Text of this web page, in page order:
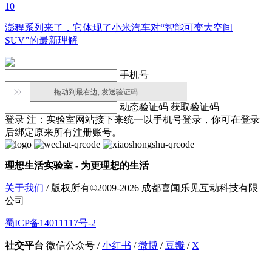
10
澎程系列来了，它体现了小米汽车对“智能可变大空间
SUV”的最新理解
手机号
 拖动到最右边, 发送验证码
动态验证码 获取验证码
登录 注：实验室网站接下来统一以手机号登录，你可在登录
后绑定原来所有注册账号。
理想生活实验室 - 为更理想的生活
关于我们 / 版权所有©2009-2026 成都喜闻乐见互动科技有限
公司
蜀ICP备14011117号-2
社交平台 微信公众号 /小红书 /微博 / 豆瓣 / X